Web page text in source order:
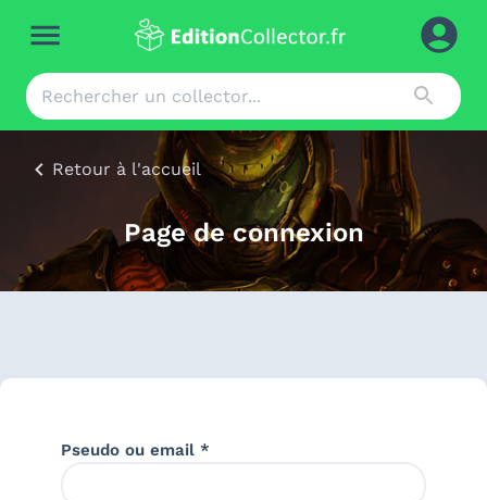
Retour à l'accueil
Page de connexion
Pseudo ou email *